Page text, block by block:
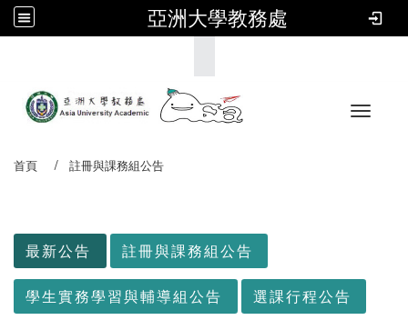
亞洲大學教務處
Toggle
首頁 註冊與課務組公告
最新公告 註冊與課務組公告
學生實務學習與輔導組公告 選課行程公告